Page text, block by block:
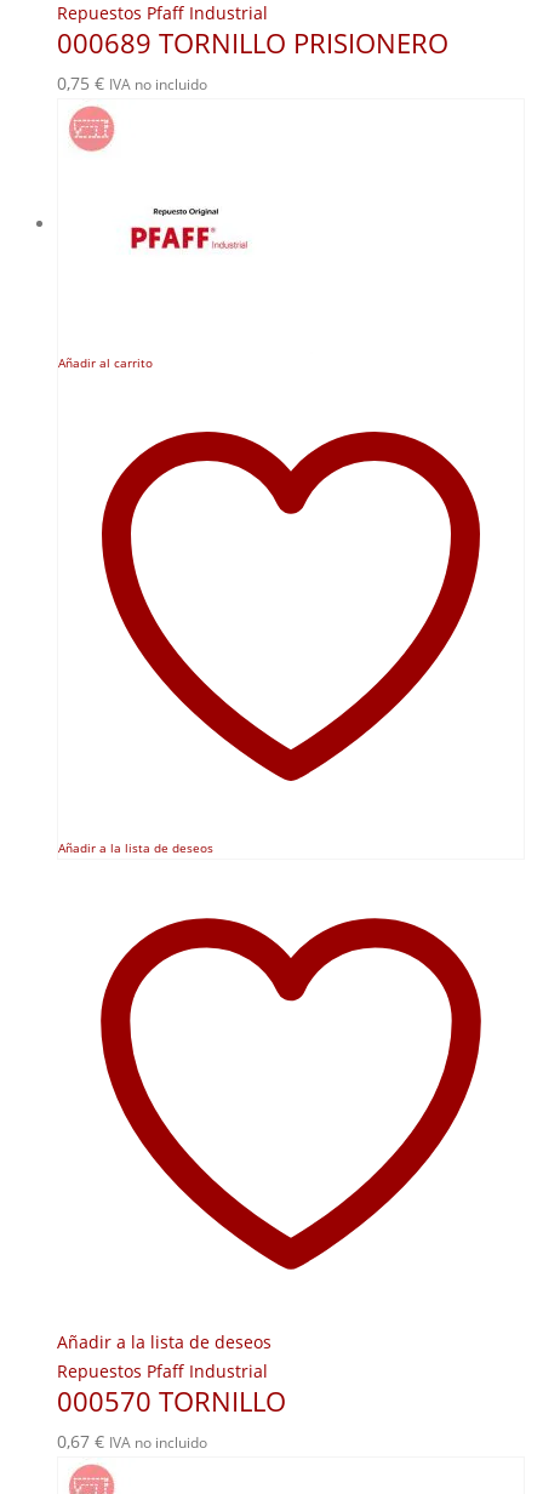
Repuestos Pfaff Industrial
000689 TORNILLO PRISIONERO
0,75 € IVA no incluido
Añadir al carrito
Añadir a la lista de deseos
Añadir a la lista de deseos
Repuestos Pfaff Industrial
000570 TORNILLO
0,67 € IVA no incluido